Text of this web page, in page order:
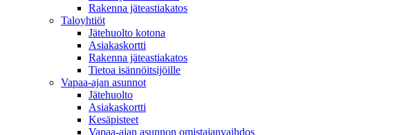
Rakenna jäteastiakatos
Taloyhtiöt
Jätehuolto kotona
Asiakaskortti
Rakenna jäteastiakatos
Tietoa isännöitsijöille
Vapaa-ajan asunnot
Jätehuolto
Asiakaskortti
Kesäpisteet
Vapaa-ajan asunnon omistajanvaihdos